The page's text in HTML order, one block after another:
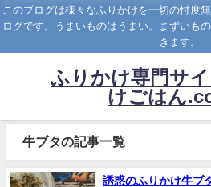
このブログは様々なふりかけを一切の忖度
ログです。うまいものはうまい。まずいも
きます。
ふりかけ専門サ
けごはん
牛ブタの記事一覧
誘惑のふりかけ牛ブ